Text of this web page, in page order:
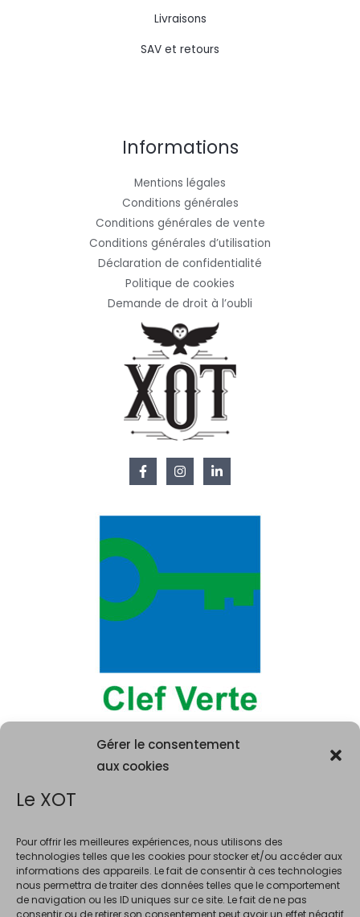
Gérer le consentement
aux cookies
Le XOT
Pour offrir les meilleures expériences, nous utilisons des
technologies telles que les cookies pour stocker et/ou accéder aux
informations des appareils. Le fait de consentir à ces technologies
nous permettra de traiter des données telles que le comportement
de navigation ou les ID uniques sur ce site. Le fait de ne pas
consentir ou de retirer son consentement peut avoir un effet négatif
Livraisons
SAV et retours
Informations
Mentions légales
Conditions générales
Conditions générales de vente
Conditions générales d’utilisation
Déclaration de confidentialité
Politique de cookies
Demande de droit à l’oubli
La consommation d'alcool est vivement déconseillée aux femme
enceintes. La vente d'alcool est interdite au mineurs de moins de 18 ans.
En accédant à ce site et à nos offres, vous déclarez avoir 18 ans révolus.